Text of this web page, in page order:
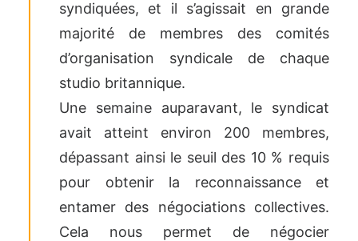
syndiquées, et il s’agissait en grande
majorité de membres des comités
d’organisation syndicale de chaque
studio britannique.
Une semaine auparavant, le syndicat
avait atteint environ 200 membres,
dépassant ainsi le seuil des 10 % requis
pour obtenir la reconnaissance et
entamer des négociations collectives.
Cela nous permet de négocier